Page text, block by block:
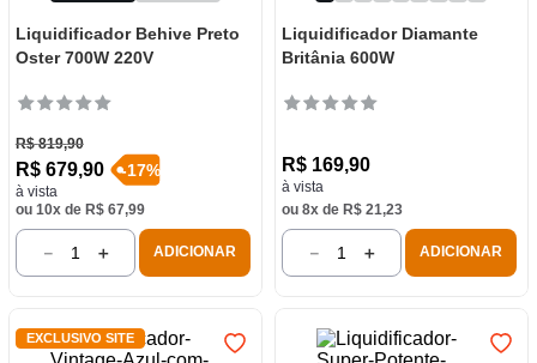
Liquidificador Behive Preto
Oster 700W 220V
R$ 819,90
R$ 679,90
à vista
-17%
ou 10x de R$ 67,99
＋
－ ADICIONAR
Liquidificador Diamante
Britânia 600W
R$ 169,90
à vista
ou 8x de R$ 21,23
＋
－ ADICIONAR
EXCLUSIVO SITE